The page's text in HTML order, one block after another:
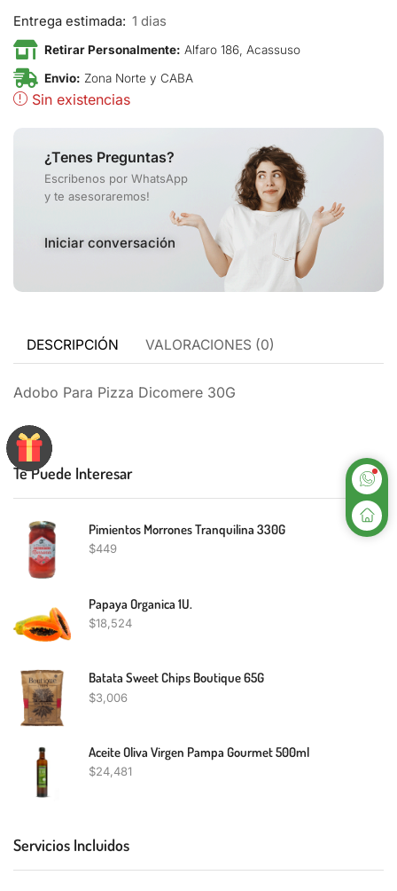
Entrega estimada: 1 dias
Retirar Personalmente: Alfaro 186, Acassuso
Envio: Zona Norte y CABA
Sin existencias
¿Tenes Preguntas?
Escribenos por WhatsApp
y te asesoraremos!
Iniciar conversación
DESCRIPCIÓN VALORACIONES (0)
Adobo Para Pizza Dicomere 30G
Te Puede Interesar
Pimientos Morrones Tranquilina 330G
$449
Papaya Organica 1U.
$18,524
Batata Sweet Chips Boutique 65G
$3,006
Aceite Oliva Virgen Pampa Gourmet 500ml
$24,481
Servicios Incluidos